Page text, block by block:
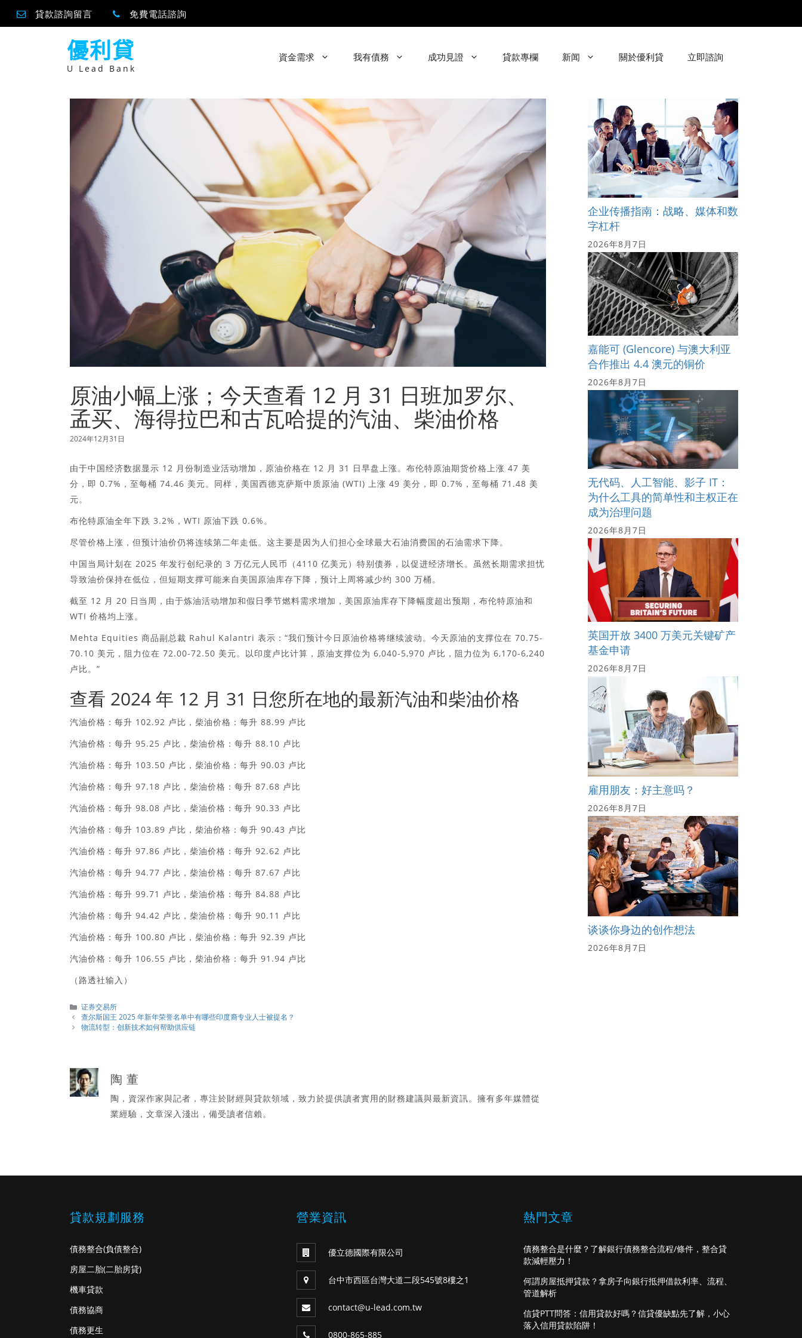
貸款諮詢留言 免費電話諮詢
優利貸
U Lead Bank
資金需求 我有債務 成功見證 貸款專欄 新闻 關於優利貸 立即諮詢
原油小幅上涨；今天查看 12 月 31 日班加罗尔、
孟买、海得拉巴和古瓦哈提的汽油、柴油价格
2024年12月31日
由于中国经济数据显示 12 月份制造业活动增加，原油价格在 12 月 31 日早盘上涨。布伦特原油期货价格上涨 47 美
分，即 0.7%，至每桶 74.46 美元。同样，美国西德克萨斯中质原油 (WTI) 上涨 49 美分，即 0.7%，至每桶 71.48 美
元。
布伦特原油全年下跌 3.2%，WTI 原油下跌 0.6%。
尽管价格上涨，但预计油价仍将连续第二年走低。这主要是因为人们担心全球最大石油消费国的石油需求下降。
中国当局计划在 2025 年发行创纪录的 3 万亿元人民币（4110 亿美元）特别债券，以促进经济增长。虽然长期需求担忧
导致油价保持在低位，但短期支撑可能来自美国原油库存下降，预计上周将减少约 300 万桶。
截至 12 月 20 日当周，由于炼油活动增加和假日季节燃料需求增加，美国原油库存下降幅度超出预期，布伦特原油和
WTI 价格均上涨。
Mehta Equities 商品副总裁 Rahul Kalantri 表示：“我们预计今日原油价格将继续波动。今天原油的支撑位在 70.75-
70.10 美元，阻力位在 72.00-72.50 美元。以印度卢比计算，原油支撑位为 6,040-5,970 卢比，阻力位为 6,170-6,240
卢比。”
查看 2024 年 12 月 31 日您所在地的最新汽油和柴油价格
汽油价格：每升 102.92 卢比，柴油价格：每升 88.99 卢比
汽油价格：每升 95.25 卢比，柴油价格：每升 88.10 卢比
汽油价格：每升 103.50 卢比，柴油价格：每升 90.03 卢比
汽油价格：每升 97.18 卢比，柴油价格：每升 87.68 卢比
汽油价格：每升 98.08 卢比，柴油价格：每升 90.33 卢比
汽油价格：每升 103.89 卢比，柴油价格：每升 90.43 卢比
汽油价格：每升 97.86 卢比，柴油价格：每升 92.62 卢比
汽油价格：每升 94.77 卢比，柴油价格：每升 87.67 卢比
汽油价格：每升 99.71 卢比，柴油价格：每升 84.88 卢比
汽油价格：每升 94.42 卢比，柴油价格：每升 90.11 卢比
汽油价格：每升 100.80 卢比，柴油价格：每升 92.39 卢比
汽油价格：每升 106.55 卢比，柴油价格：每升 91.94 卢比
（路透社输入）
分
類
证券交易所
查尔斯国王 2025 年新年荣誉名单中有哪些印度裔专业人士被提名？
物流转型：创新技术如何帮助供应链
陶 董
陶，資深作家與記者，專注於財經與貸款領域，致力於提供讀者實用的財務建議與最新資訊。擁有多年媒體從
業經驗，文章深入淺出，備受讀者信賴。
企业传播指南：战略、媒体和数
字杠杆
2026年8月7日
嘉能可 (Glencore) 与澳大利亚
合作推出 4.4 澳元的铜价
2026年8月7日
无代码、人工智能、影子 IT：
为什么工具的简单性和主权正在
成为治理问题
2026年8月7日
英国开放 3400 万美元关键矿产
基金申请
2026年8月7日
雇用朋友：好主意吗？
2026年8月7日
谈谈你身边的创作想法
2026年8月7日
貸款規劃服務
債務整合(負債整合)
房屋二胎(二胎房貸)
機車貸款
債務協商
債務更生
營業資訊
優立德國際有限公司
台中市西區台灣大道二段545號8樓之1
contact@u-lead.com.tw
0800-865-885
熱門文章
債務整合是什麼？了解銀行債務整合流程/條件，整合貸
款減輕壓力！
何謂房屋抵押貸款？拿房子向銀行抵押借款利率、流程、
管道解析
信貸PTT問答：信用貸款好嗎？信貸優缺點先了解，小心
落入信用貸款陷阱！